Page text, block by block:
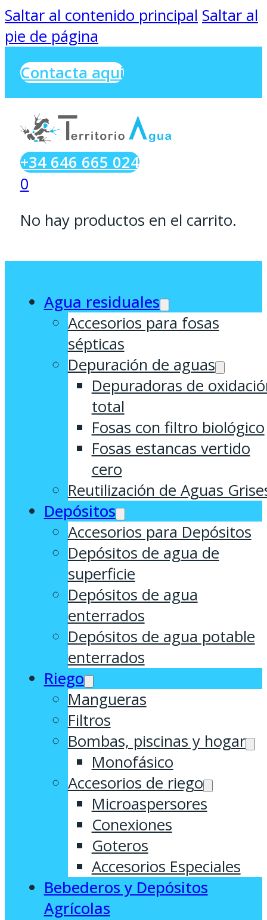
Saltar al contenido principal Saltar al
pie de página
Contacta aqui
+34 646 665 024
0
No hay productos en el carrito.
Agua residuales
Accesorios para fosas
sépticas
Depuración de aguas
Depuradoras de
total
Fosas con filtro biológico
Fosas estancas vertido
cero
Reutilización de Aguas
Depósitos
Accesorios para Depósitos
Depósitos de agua de
superficie
Depósitos de agua
enterrados
Depósitos de agua potable
enterrados
Riego
Mangueras
Filtros
Bombas, piscinas y hogar
Monofásico
Accesorios de riego
Microaspersores
Conexiones
Goteros
Accesorios Especiales
Bebederos y Depósitos
Agrícolas